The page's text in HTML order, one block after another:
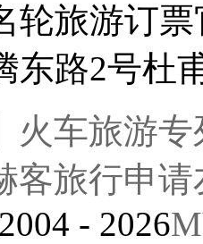
轮旅游订
东路2号杜
火车旅游专
客旅行申请
- 2026